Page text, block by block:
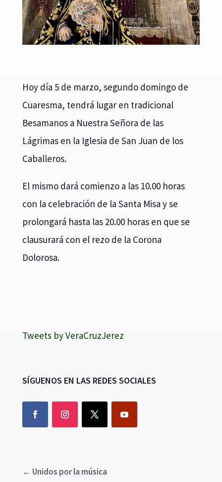
Hoy día 5 de marzo, segundo domingo de
Cuaresma, tendrá lugar en tradicional
Besamanos a Nuestra Señora de las
Lágrimas en la Iglesia de San Juan de los
Caballeros.
El mismo dará comienzo a las 10.00 horas
con la celebración de la Santa Misa y se
prolongará hasta las 20.00 horas en que se
clausurará con el rezo de la Corona
Dolorosa.
Tweets by VeraCruzJerez
SÍGUENOS EN LAS REDES SOCIALES
← Unidos por la música